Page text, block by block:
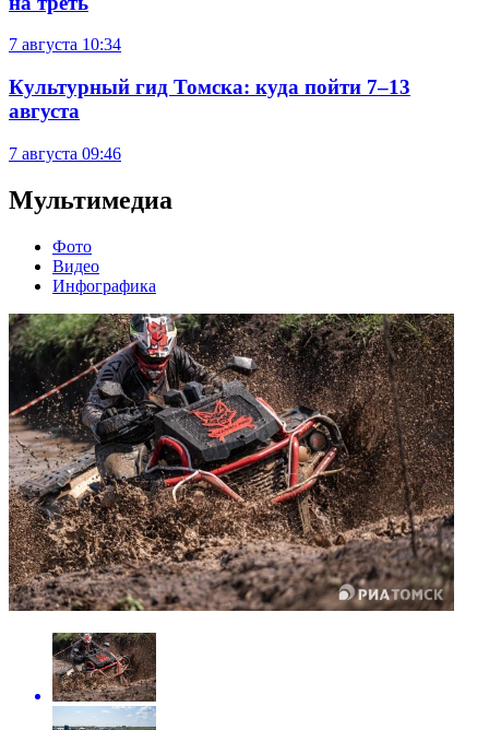
7 августа 10:34
Культурный гид Томска: куда пойти 7–13
августа
7 августа 09:46
Мультимедиа
Фото
Видео
Инфографика